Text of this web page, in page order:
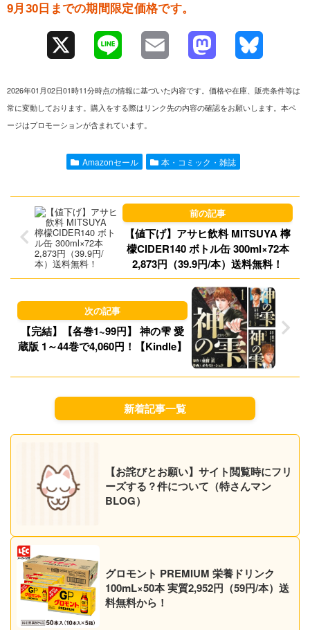
9月30日までの期間限定価格です。
e
l o
o
n
2026年01月02日01時11分時点の情報に基づいた内容です。価格や在庫、販売条件等は
常に変動しております。購入をする際はリンク先の内容の確認をお願いします。本ペ
ージはプロモーションが含まれています。
Amazonセール 本・コミック・雑誌
【値下げ】アサヒ飲料 MITSUYA 檸
檬CIDER140 ボトル缶 300ml×72本
2,873円（39.9円/本）送料無料！
【完結】【各巻1~99円】 神の雫 愛
蔵版 1～44巻で4,060円！【Kindle】
新着記事一覧
【お詫びとお願い】サイト閲覧時にフリ
ーズする？件について（特さんマン
BLOG）
グロモント PREMIUM 栄養ドリンク
100mL×50本 実質2,952円（59円/本）送
料無料から！